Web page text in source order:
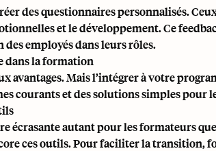
des questionnaires personnalisés.
et le développement. Ce
employés dans leurs rôles.
dans la formation
avantages. Mais l’intégrer à votre
courants et des solutions simples pour
écrasante autant pour les formateurs
ces outils. Pour faciliter la transition,